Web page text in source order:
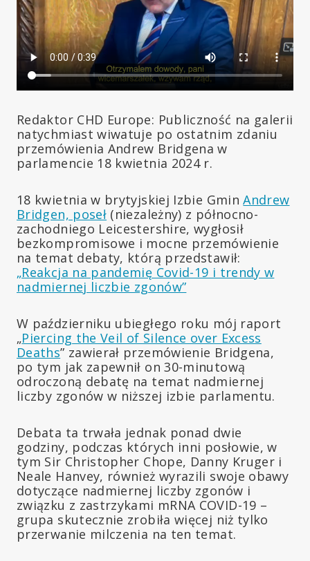
Redaktor CHD Europe: Publiczność na galerii
natychmiast wiwatuje po ostatnim zdaniu
przemówienia Andrew Bridgena w
parlamencie 18 kwietnia 2024 r.
18 kwietnia w brytyjskiej Izbie GminAndrew
Bridgen, poseł (niezależny) z północno-
zachodniego Leicestershire, wygłosił
bezkompromisowe i mocne przemówienie
na temat debaty, którą przedstawił:
„Reakcja na pandemię Covid-19 i trendy w
nadmiernej liczbie zgonów”
W październiku ubiegłego roku mój raport
„Piercing the Veil of Silence over Excess
Deaths” zawierał przemówienie Bridgena,
po tym jak zapewnił on 30-minutową
odroczoną debatę na temat nadmiernej
liczby zgonów w niższej izbie parlamentu.
Debata ta trwała jednak ponad dwie
godziny, podczas których inni posłowie, w
tym Sir Christopher Chope, Danny Kruger i
Neale Hanvey, również wyrazili swoje obawy
dotyczące nadmiernej liczby zgonów i
związku z zastrzykami mRNA COVID-19 –
grupa skutecznie zrobiła więcej niż tylko
przerwanie milczenia na ten temat.